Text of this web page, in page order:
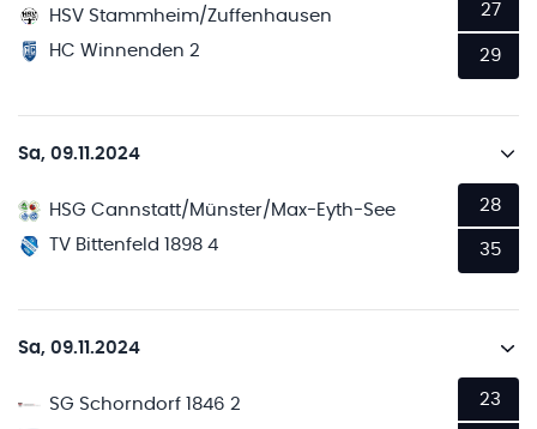
HSV Stammheim/Zuffenhausen
HC Winnenden 2
27
29
Sa, 09.11.2024
HSG Cannstatt/Münster/Max-Eyth-See
TV Bittenfeld 1898 4
28
35
Sa, 09.11.2024
SG Schorndorf 1846 2
23